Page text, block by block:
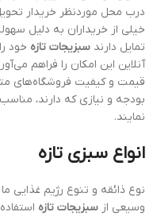
درب محل موردنظر خریدار
خیلی از خریداران به دلیل
تمایل دارند سبزیجات تازه خود
آنلاین این امکان را فراهم
قیمت و کیفیت فروشگاه‌های
بودجه و نیازی که دارند،
نمایند.
انواع سبزی تازه
نوع ذائقه و تنوع رژیم غذایی
وسیعی از سبزیجات تازه